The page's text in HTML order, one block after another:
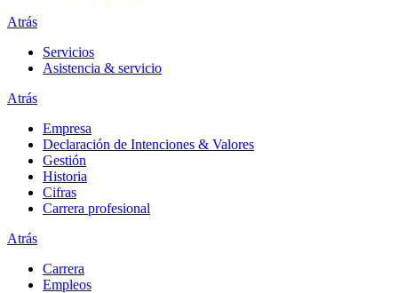
Atrás
Servicios
Asistencia & servicio
Atrás
Empresa
Declaración de Intenciones & Valores
Gestión
Historia
Cifras
Carrera profesional
Atrás
Carrera
Empleos